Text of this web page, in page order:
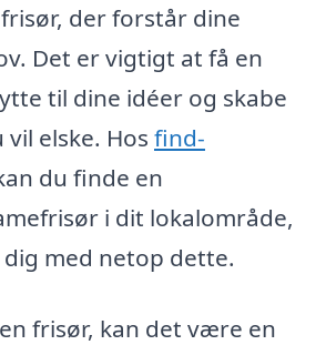
der forstår dine
Det er vigtigt at få en
til dine idéer og skabe
elske. Hos find-
du finde en
i dit lokalområde,
med netop dette.
frisør, kan det være en